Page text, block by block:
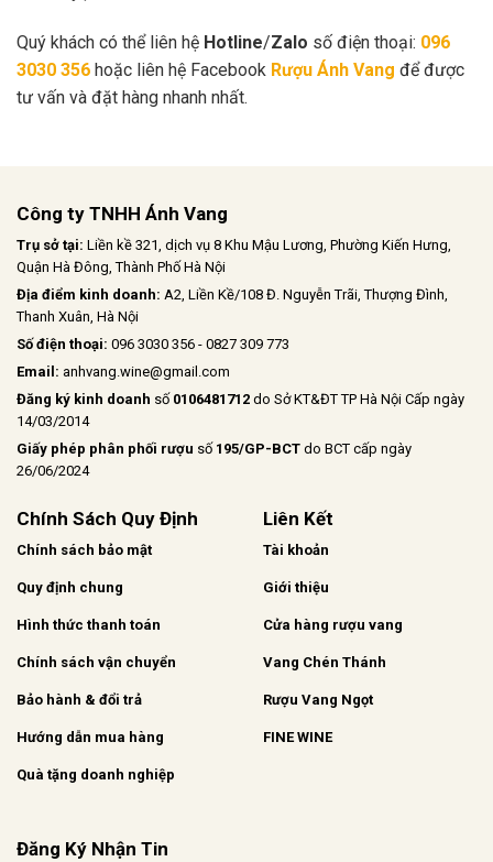
Quý khách có thể liên hệ Hotline/Zalo số điện thoại: 096
3030 356 hoặc liên hệ Facebook Rượu Ánh Vang để được
tư vấn và đặt hàng nhanh nhất.
Công ty TNHH Ánh Vang
Trụ sở tại: Liền kề 321, dịch vụ 8 Khu Mậu Lương, Phường Kiến Hưng,
Quận Hà Đông, Thành Phố Hà Nội
Địa điểm kinh doanh: A2, Liền Kề/108 Đ. Nguyễn Trãi, Thượng Đình,
Thanh Xuân, Hà Nội
Số điện thoại: 096 3030 356 - 0827 309 773
Email: anhvang.wine@gmail.com
Đăng ký kinh doanh số 0106481712 do Sở KT&ĐT TP Hà Nội Cấp ngày
14/03/2014
Giấy phép phân phối rượu số 195/GP-BCT do BCT cấp ngày
26/06/2024
Chính Sách Quy Định
Chính sách bảo mật
Quy định chung
Hình thức thanh toán
Chính sách vận chuyển
Bảo hành & đổi trả
Hướng dẫn mua hàng
Quà tặng doanh nghiệp
Liên Kết
Tài khoản
Giới thiệu
Cửa hàng rượu vang
Vang Chén Thánh
Rượu Vang Ngọt
FINE WINE
Đăng Ký Nhận Tin